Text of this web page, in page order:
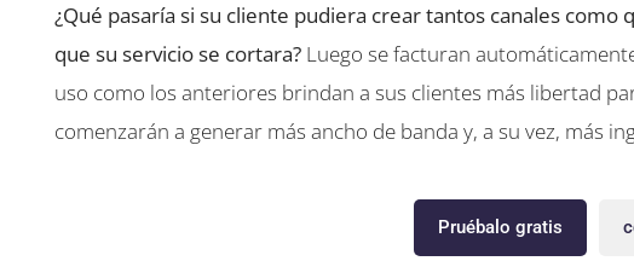
¿Qué pasaría si su cliente pudiera crear tantos canales
que su servicio se cortara? Luego se facturan
uso como los anteriores brindan a sus clientes más libertad
comenzarán a generar más ancho de banda y, a su vez, más
Pruébalo gratis